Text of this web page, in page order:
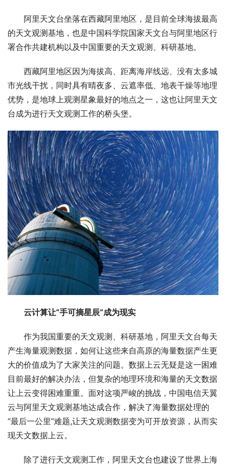
阿里天文台坐落在西藏阿里地区，是目前全球海拔最高
的天文观测基地，也是中国科学院国家天文台与阿里地区行
署合作共建机构以及中国重要的天文观测、科研基地。
西藏阿里地区因为海拔高、距离海岸线远、没有太多城
市光线干扰，同时具有晴夜多、云遮率低、地表干燥等地理
优势，是地球上观测星象最好的地点之一，这也让阿里天文
台成为进行天文观测工作的桥头堡。
云计算让“手可摘星辰”成为现实
作为我国重要的天文观测、科研基地，阿里天文台每天
产生海量观测数据，如何让这些来自高原的海量数据产生更
大的价值成为了大家关注的问题。数据上云无疑是这一困难
目前最好的解决办法，但复杂的地理环境和海量的天文数据
让上云变得困难重重。面对这项严峻的挑战，中国电信天翼
云与阿里天文观测基地达成合作，解决了海量数据处理的
“最后一公里”难题,让天文观测数据变为可开放资源，从而实
现天文数据上云。
除了进行天文观测工作，阿里天文台也建设了世界上海